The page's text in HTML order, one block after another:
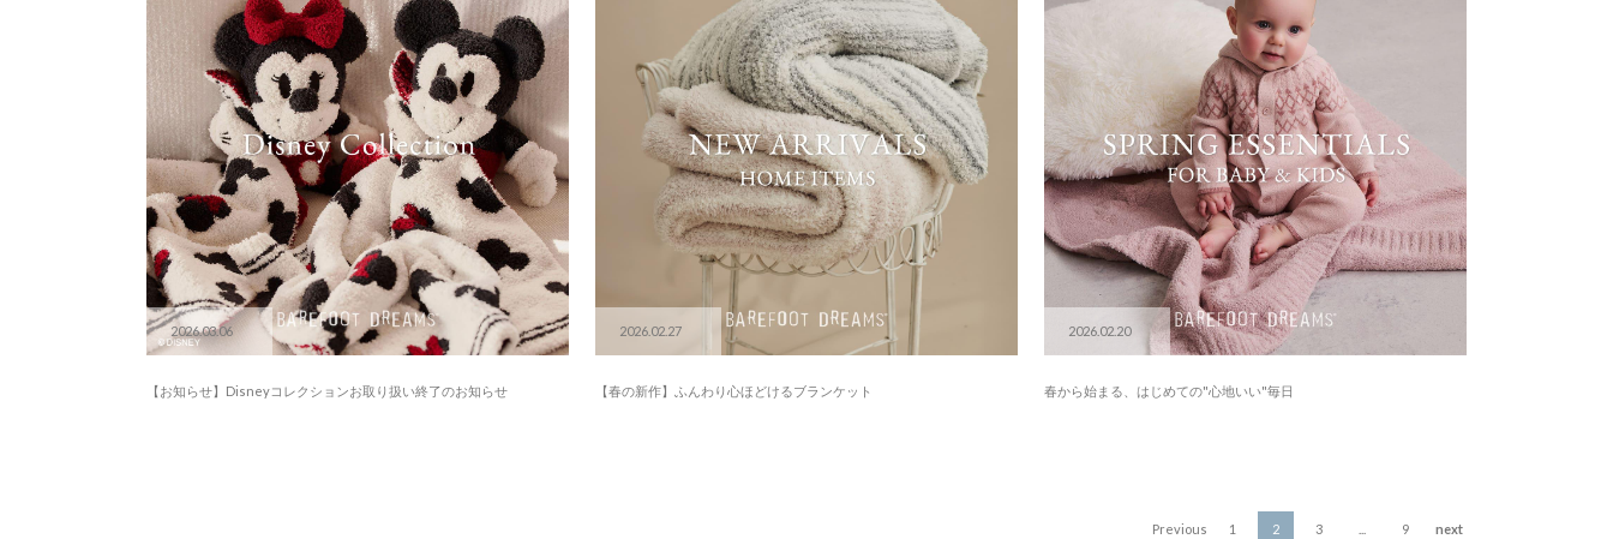
2026.03.06
【お知らせ】Disneyコレクションお取り扱い終了のお知らせ
2026.02.27
【春の新作】ふんわり心ほどけるブランケット
2026.02.20
春から始まる、はじめての"心地いい"毎日
Previous 1 2 3 9 next